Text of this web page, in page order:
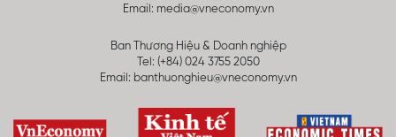
Email: media@vneconomy.vn
Ban Thương Hiệu & Doanh nghiệp
Tel: (+84) 024 3755 2050
Email: banthuonghieu@vneconomy.vn